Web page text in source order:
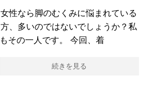
女性なら脚のむくみに悩まれている
方、多いのではないでしょうか？私
もその一人です。 今回、着
続きを見る